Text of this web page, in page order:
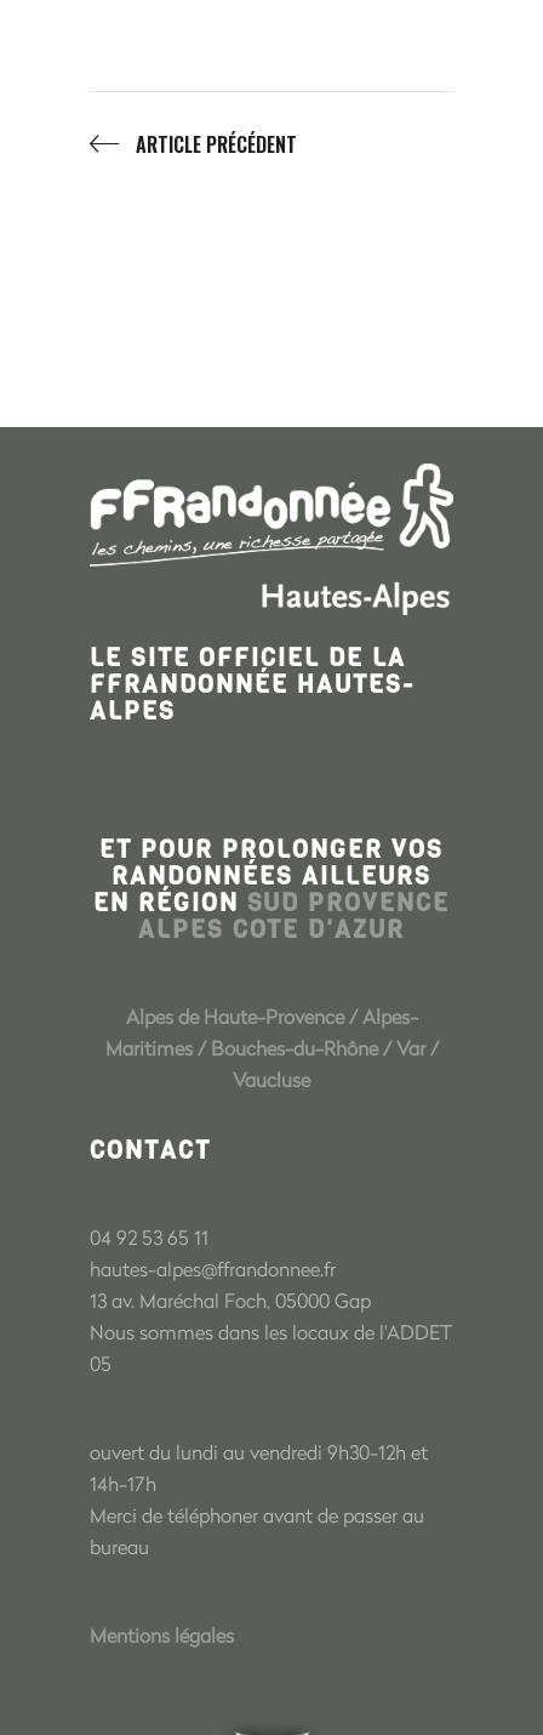
ARTICLE PRÉCÉDENT
LE SITE OFFICIEL DE LA
FFRANDONNÉE HAUTES-
ALPES
ET POUR PROLONGER VOS
RANDONNÉES AILLEURS
EN RÉGION SUD PROVENCE
ALPES COTE D'AZUR
Alpes de Haute-Provence/Alpes-
Maritimes/Bouches-du-Rhône/Var/
Vaucluse
CONTACT
04 92 53 65 11
hautes-alpes@ffrandonnee.fr
13 av. Maréchal Foch, 05000 Gap
Nous sommes dans les locaux de l'ADDET
05
ouvert du lundi au vendredi 9h30-12h et
14h-17h
Merci de téléphoner avant de passer au
bureau
Mentions légales